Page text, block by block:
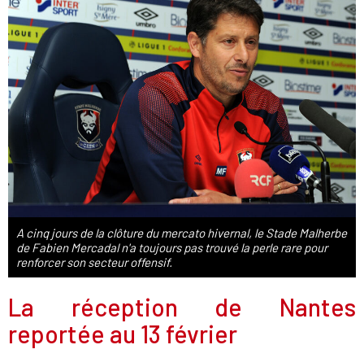
A cinq jours de la clôture du mercato hivernal, le Stade Malherbe
de Fabien Mercadal n'a toujours pas trouvé la perle rare pour
renforcer son secteur offensif.
La réception de Nantes
reportée au 13 février